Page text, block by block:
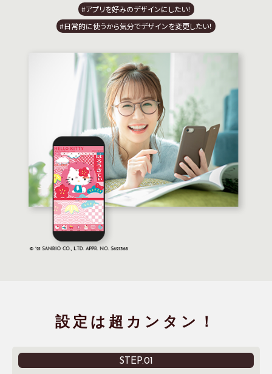
#アプリを好みのデザインにしたい！
#日常的に使うから気分でデザインを変更したい！
設定は 超カンタン！
STEP.01